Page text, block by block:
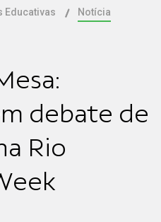
Educativas Notícia
debate de
Rio